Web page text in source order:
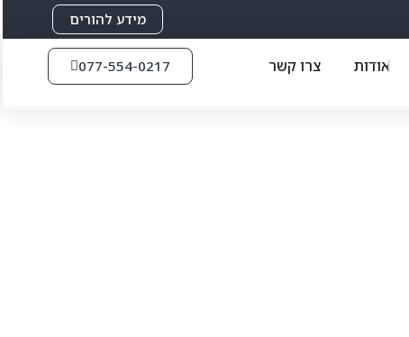
מידע להורים
אודות צרו קשר 077-554-0217